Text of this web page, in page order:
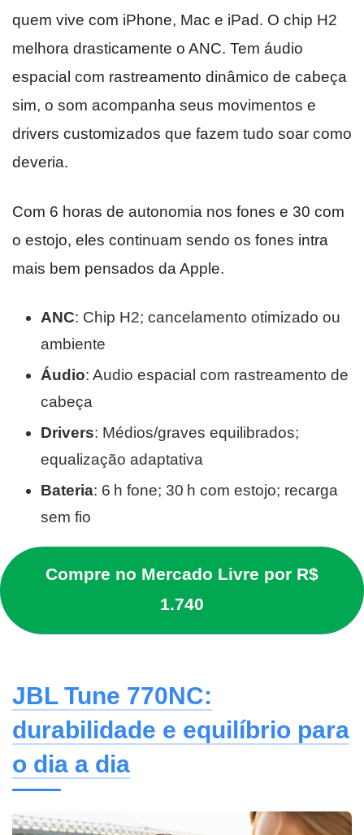
quem vive com iPhone, Mac e iPad. O chip H2
melhora drasticamente o ANC. Tem áudio
espacial com rastreamento dinâmico de cabeça
sim, o som acompanha seus movimentos e
drivers customizados que fazem tudo soar como
deveria.
Com 6 horas de autonomia nos fones e 30 com
o estojo, eles continuam sendo os fones intra
mais bem pensados da Apple.
ANC: Chip H2; cancelamento otimizado ou
ambiente
Áudio: Audio espacial com rastreamento de
cabeça
Drivers: Médios/graves equilibrados;
equalização adaptativa
Bateria: 6 h fone; 30 h com estojo; recarga
sem fio
Compre no Mercado Livre por R$
1.740
JBL Tune 770NC:
durabilidade e equilíbrio para
o dia a dia